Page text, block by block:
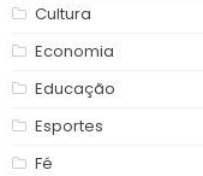
Cultura
Economia
Educação
Esportes
Fé